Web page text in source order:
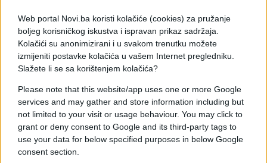
Web portal Novi.ba koristi kolačiće (cookies) za pružanje
boljeg korisničkog iskustva i ispravan prikaz sadržaja.
Kolačići su anonimizirani i u svakom trenutku možete
izmijeniti postavke kolačića u vašem Internet pregledniku.
Slažete li se sa korištenjem kolačića?
Please note that this website/app uses one or more Google
services and may gather and store information including but
not limited to your visit or usage behaviour. You may click to
grant or deny consent to Google and its third-party tags to
use your data for below specified purposes in below Google
consent section.
vaših unutarnjih uvjerenja i želja.
Stilovi razmišljanja
Ova vježba također može otkriti više o načinu na
koji razmišljate. U svojoj knjizi „Stilovi razmišljanja”
psiholog i sveučilišni profesor Robert Sternberg je
govorio o činjenici da ljudi misle drugačije, te da
to utječe na način na koji uče, rade i komuniciraju s
drugima.Brzina kojom ste identificirali druge
životinje i mogućnost uočavanja njih svih ukazuje